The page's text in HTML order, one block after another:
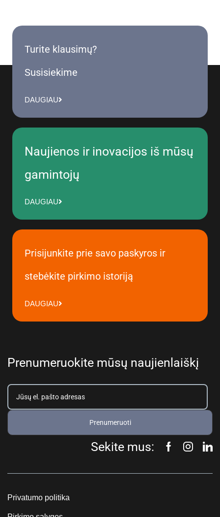
Turite klausimų?
Susisiekime
DAUGIAU
Naujienos ir inovacijos iš mūsų
gamintojų
DAUGIAU
Prisijunkite prie savo paskyros ir
stebėkite pirkimo istoriją
DAUGIAU
Prenumeruokite mūsų naujienlaiškį
Prenumeruoti
Sekite mus:
Privatumo politika